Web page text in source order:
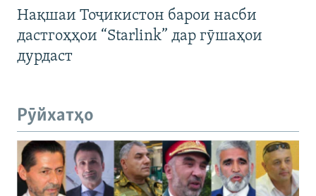
Нақшаи Тоҷикистон барои насби
дастгоҳҳои “Starlink” дар гӯшаҳои
дурдаст
Рӯйхатҳо